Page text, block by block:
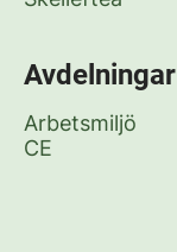
Avdelningar
Arbetsmiljö
CE